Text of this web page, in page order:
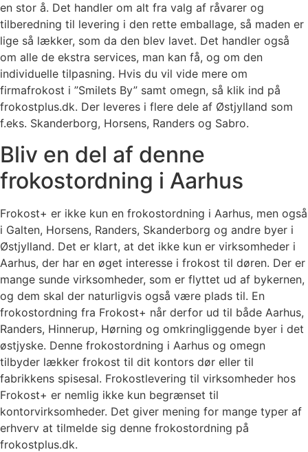
en stor å. Det handler om alt fra valg af råvarer og
tilberedning til levering i den rette emballage, så maden er
lige så lækker, som da den blev lavet. Det handler også
om alle de ekstra services, man kan få, og om den
individuelle tilpasning. Hvis du vil vide mere om
firmafrokost i ”Smilets By” samt omegn, så klik ind på
frokostplus.dk. Der leveres i flere dele af Østjylland som
f.eks. Skanderborg, Horsens, Randers og Sabro.
Bliv en del af denne
frokostordning i Aarhus
Frokost+ er ikke kun en frokostordning i Aarhus, men også
i Galten, Horsens, Randers, Skanderborg og andre byer i
Østjylland. Det er klart, at det ikke kun er virksomheder i
Aarhus, der har en øget interesse i frokost til døren. Der er
mange sunde virksomheder, som er flyttet ud af bykernen,
og dem skal der naturligvis også være plads til. En
frokostordning fra Frokost+ når derfor ud til både Aarhus,
Randers, Hinnerup, Hørning og omkringliggende byer i det
østjyske. Denne frokostordning i Aarhus og omegn
tilbyder lækker frokost til dit kontors dør eller til
fabrikkens spisesal. Frokostlevering til virksomheder hos
Frokost+ er nemlig ikke kun begrænset til
kontorvirksomheder. Det giver mening for mange typer af
erhverv at tilmelde sig denne frokostordning på
frokostplus.dk.